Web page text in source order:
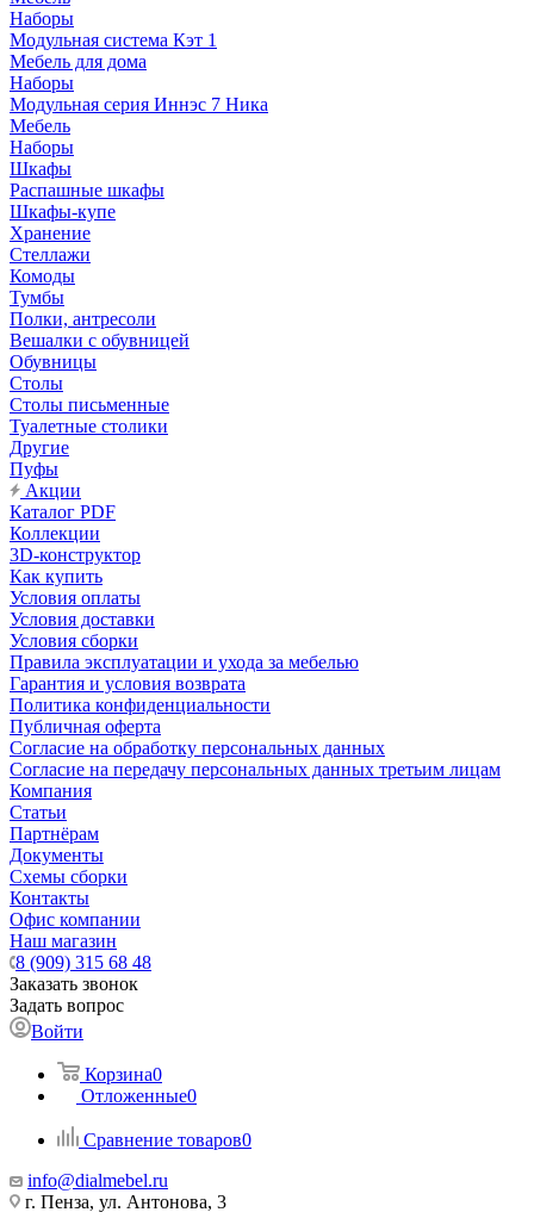
Наборы
Модульная система Кэт 1
Мебель для дома
Наборы
Модульная серия Иннэс 7 Ника
Мебель
Наборы
Шкафы
Распашные шкафы
Шкафы-купе
Хранение
Стеллажи
Комоды
Тумбы
Полки, антресоли
Вешалки с обувницей
Обувницы
Столы
Столы письменные
Туалетные столики
Другие
Пуфы
Акции
Каталог PDF
Коллекции
3D-конструктор
Как купить
Условия оплаты
Условия доставки
Условия сборки
Правила эксплуатации и ухода за мебелью
Гарантия и условия возврата
Политика конфиденциальности
Публичная оферта
Согласие на обработку персональных данных
Согласие на передачу персональных данных третьим лицам
Компания
Статьи
Партнёрам
Документы
Схемы сборки
Контакты
Офис компании
Наш магазин
8 (909) 315 68 48
Заказать звонок
Задать вопрос
Войти
Корзина0
Отложенные0
Сравнение товаров0
info@dialmebel.ru
г. Пенза, ул. Антонова, 3